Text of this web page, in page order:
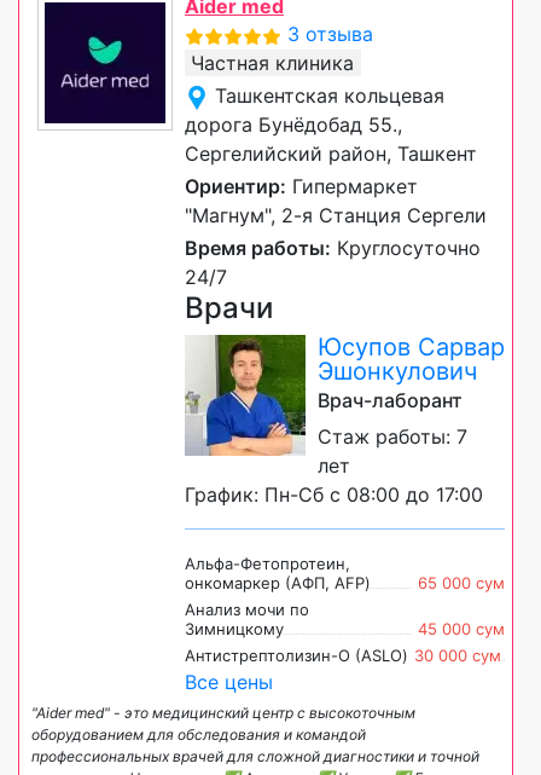
Aider med
3 отзыва
Частная клиника
Ташкентская кольцевая
дорога Бунёдобад 55.,
Сергелийский район, Ташкент
Ориентир: Гипермаркет
"Магнум", 2-я Станция Сергели
Время работы: Круглосуточно
24/7
Врачи
Юсупов Сарвар
Эшонкулович
Врач-лаборант
Стаж работы: 7
лет
График: Пн-Сб с 08:00 до 17:00
Альфа-Фетопротеин,
онкомаркер (АФП, AFP)
65 000 сум
Анализ мочи по
Зимницкому
45 000 сум
Антистрептолизин-О (ASLO) 30 000 сум
Все цены
"Aider med" - это медицинский центр с высокоточным
оборудованием для обследования и командой
профессиональных врачей для сложной диагностики и точной